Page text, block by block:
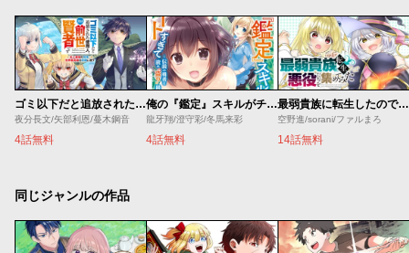
ゴミ以下だと追放された使用人、実は前世賢者です ～史上最強の賢者、世界最高峰の学園に通う～
夜分長文/矢部利恩/蔓木鋼音
4話無料
俺の『鑑定』スキルがチートすぎて
龍牙翔/澄守彩/冬馬来彩
4話無料
最弱貴族に転生したので悪役たちを集めてみた
空野進/sorani/ファルまろ
14話無料
同じジャンルの作品